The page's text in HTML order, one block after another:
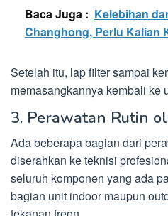
Baca Juga : Kelebihan
Changhong, Perlu Kalian
Setelah itu, lap filter sampai
memasangkannya kembali ke
3. Perawatan Rutin
Ada beberapa bagian dari
diserahkan ke teknisi
seluruh komponen yang ada
bagian unit indoor maupun